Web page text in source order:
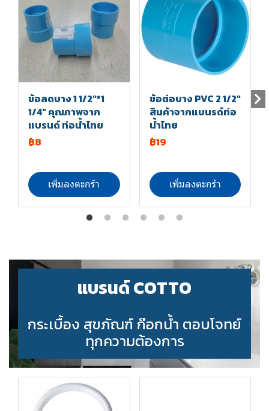
ข้อลดบาง 1 1/2"*1
1/4" คุณภาพจาก
แบรนด์ ท่อน้ำไทย
฿8
เพิ่มลงตะกร้า
ข้อต่อบาง PVC 2 1/2"
สินค้าจากแบนรด์ท่อ
น้ำไทย
฿19
เพิ่มลงตะกร้า
แบรนด์ COTTO
กระเบื้อง สุขภัณฑ์ ก๊อกน้ำ ตอบโจทย์
ทุกความต้องการ